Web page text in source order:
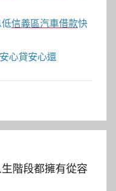
信義區汽車借款快
心貸安心還
階段都擁有從容